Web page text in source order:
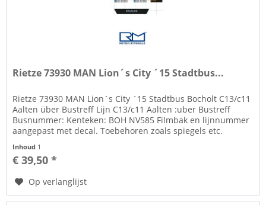
Rietze 73930 MAN Lion´s City ´15 Stadtbus...
Rietze 73930 MAN Lion´s City ´15 Stadtbus Bocholt C13/c11
Aalten über Bustreff Lijn C13/c11 Aalten :uber Bustreff
Busnummer: Kenteken: BOH NV585 Filmbak en lijnnummer
aangepast met decal. Toebehoren zoals spiegels etc.
Inhoud 1
€ 39,50 *
Op verlanglijst